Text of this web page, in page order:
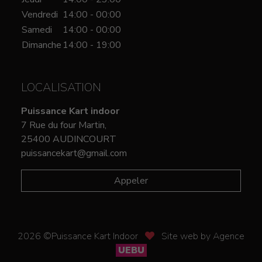
Vendredi 14:00 - 00:00
Samedi
14:00 - 00:00
Dimanche 14:00 - 19:00
LOCALISATION
Puissance Kart indoor
7 Rue du four Martin,
25400 AUDINCOURT
puissancekart@gmail.com
Appeler
2026 ©Puissance Kart Indoor
Site web by Agence
UEBU